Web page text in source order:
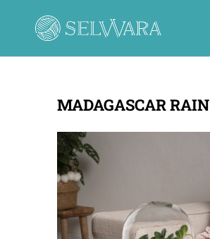
MADAGASCAR RAIN